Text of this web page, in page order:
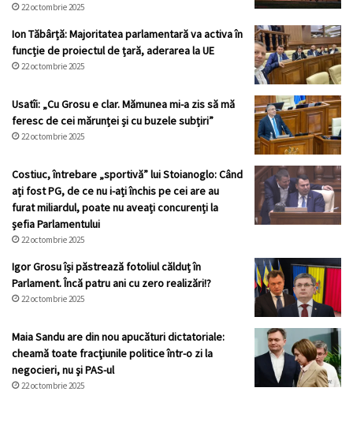
22 octombrie 2025
Ion Tăbârță: Majoritatea parlamentară va activa în
funcție de proiectul de țară, aderarea la UE
22 octombrie 2025
Usatîi: „Cu Grosu e clar. Mămunea mi-a zis să mă
feresc de cei mărunței și cu buzele subțiri”
22 octombrie 2025
Costiuc, întrebare „sportivă” lui Stoianoglo: Când
ați fost PG, de ce nu i-ați închis pe cei are au
furat miliardul, poate nu aveați concurenți la
șefia Parlamentului
22 octombrie 2025
Igor Grosu își păstrează fotoliul călduț în
Parlament. Încă patru ani cu zero realizări!?
22 octombrie 2025
Maia Sandu are din nou apucături dictatoriale:
cheamă toate fracţiunile politice într-o zi la
negocieri, nu şi PAS-ul
22 octombrie 2025